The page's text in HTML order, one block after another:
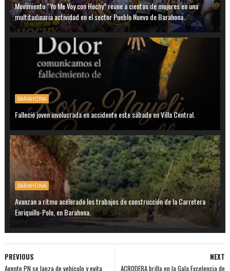
Movimiento “Yo Me Voy con Hochy” reúne a cientos de mujeres en una
multitudinaria actividad en el sector Pueblo Nuevo de Barahona.
BARAHONA
Falleció joven involucrada en accidente este sábado en Villa Central.
BARAHONA
Avanzan a ritmo acelerado los trabajos de construcción de la Carretera
Enriquillo-Polo, en Barahona.
NEXT
ACRODEBA brilla en la Gala Excelencia de
PREVIOUS
Agente PN se lanza de vehículo y evita